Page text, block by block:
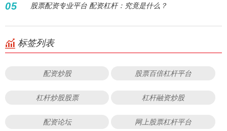
05 股票配资专业平台 配资杠杆：究竟是什么？
标签列表
配资炒股 股票百倍杠杆平台
杠杆炒股股票 杠杆融资炒股
配资论坛 网上股票杠杆平台